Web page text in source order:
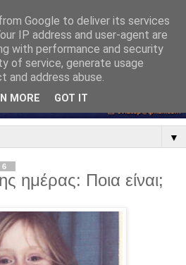
▼
ημέρας: Ποια είναι;
Google to deliver its services
IP address and user-agent are
with performance and security
of service, generate usage
address abuse.
MORE GOT IT